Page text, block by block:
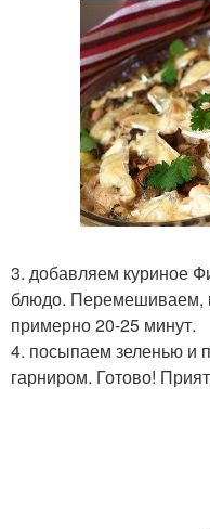
3. добавляем куриное
блюдо. Перемешиваем,
примерно 20-25 минут.
4. посыпаем зеленью
гарниром. Готово!